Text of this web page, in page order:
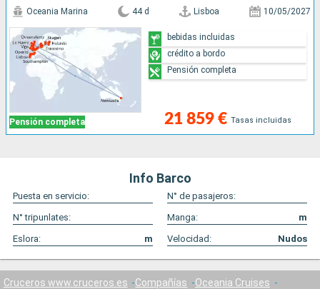
Pensión completa
Oceania Marina 44 d Lisboa 10/05/2027
21 859 € Tasas incluidas
bebidas incluidas
crédito a bordo
Pensión completa
Info Barco
Puesta en servicio:
N° de pasajeros:
N° tripunlates:
Manga:
m
Eslora:
m Velocidad: Nudos
Cruceros www.cruceros.es Compañías
Oceania Cruises